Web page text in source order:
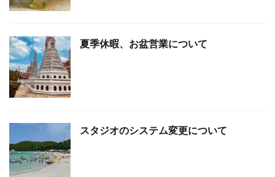
夏季休暇、お盆営業について
スタジオのシステム変更について